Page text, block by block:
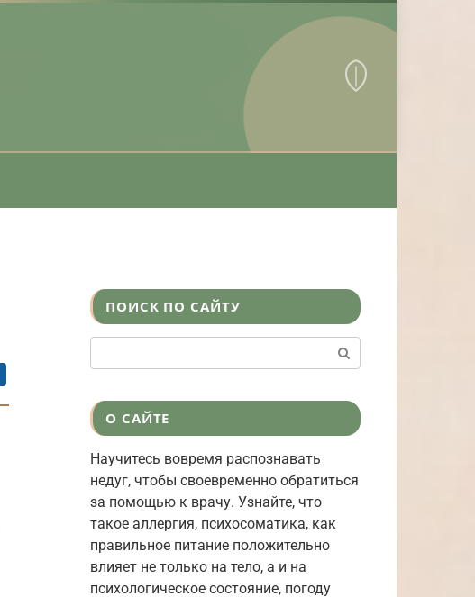
ПОИСК ПО САЙТУ
О САЙТЕ
Научитесь вовремя распознавать
недуг, чтобы своевременно обратиться
за помощью к врачу. Узнайте, что
такое аллергия, психосоматика, как
правильное питание положительно
влияет не только на тело, а и на
психологическое состояние, погоду